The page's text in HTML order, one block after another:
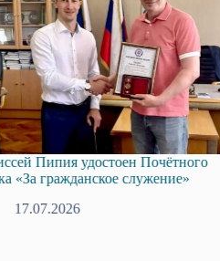
Госдума приняла в первом чтении
законопроект о поддержке развития